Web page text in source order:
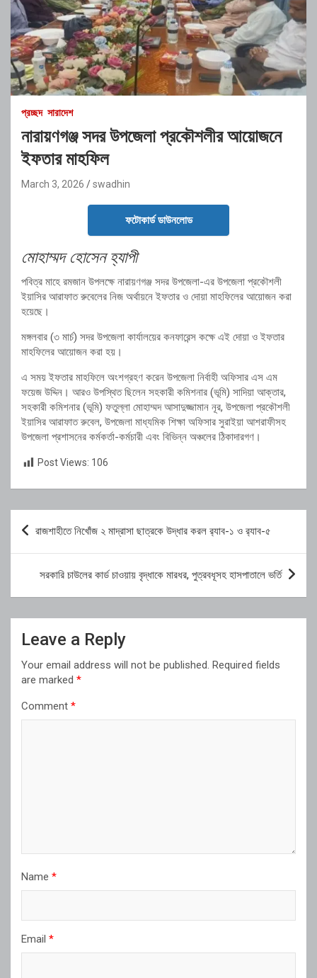
প্রচ্ছদ সারাদেশ
নারায়ণগঞ্জ সদর উপজেলা প্রকৌশলীর আয়োজনে
ইফতার মাহফিল
March 3, 2026 swadhin
ফটোকার্ড ডাউনলোড
মোহাম্মদ হোসেন হ্যাপী
পবিত্র মাহে রমজান উপলক্ষেনারায়ণগঞ্জ সদর উপজেলা-এর উপজেলা প্রকৌশলী
ইয়াসির আরাফাত রুবেলের নিজ অর্থায়নে ইফতার ও দোয়া মাহফিলের আয়োজন করা
হয়েছে।
মঙ্গলবার (৩ মার্চ) সদর উপজেলা কার্যালয়ের কনফারেন্স কক্ষে এই দোয়া ও ইফতার
মাহফিলের আয়োজন করা হয়।
এ সময় ইফতার মাহফিলে অংশগ্রহণ করেন উপজেলা নির্বাহী অফিসার এস এম
ফয়েজ উদ্দিন। আরও উপস্থিত ছিলেন সহকারী কমিশনার (ভূমি) সাদিয়া আক্তার,
সহকারী কমিশনার (ভূমি) ফতুল্লা মোহাম্মদ আসাদুজ্জামান নূর, উপজেলা প্রকৌশলী
ইয়াসির আরাফাত রুবেল, উপজেলা মাধ্যমিক শিক্ষা অফিসার সুরাইয়া আশরাফীসহ
উপজেলা প্রশাসনের কর্মকর্তা-কর্মচারী এবং বিভিন্ন অঞ্চলের ঠিকাদারগণ।
Post Views: 106
Post
রাজশাহীতে নিখোঁজ ২ মাদ্রাসা ছাত্রকে উদ্ধার করল র‍্যাব-১ ও র‍্যাব-৫
সরকারি চাউলের কার্ড চাওয়ায় বৃদ্ধাকে মারধর, পুত্রবধূসহ হাসপাতালে ভর্তি
Leave a Reply
Your email address will not be published. Required fields
are marked *
Comment *
Name *
Email *